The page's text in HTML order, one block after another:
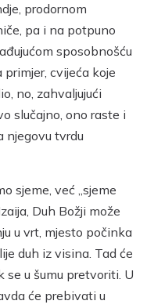
prodornom
pa i na potpuno
sposobnošću
cvijeća koje
no, zahvaljujući
slučajno, ono raste i
njegovu tvrdu
sjeme, već „sjeme
Duh Božji može
u vrt, mjesto počinka
duh iz visina. Tad će
se u šumu pretvoriti. U
će prebivati u